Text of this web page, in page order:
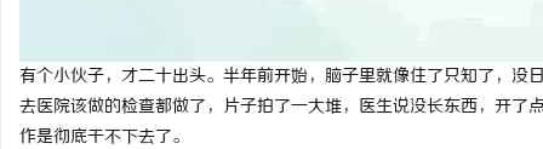
有个小伙子，才二十出头。半年前开始，脑子里就像住了只知了，
去医院该做的检查都做了，片子拍了一大堆，医生说没长东西，开
作是彻底干不下去了。